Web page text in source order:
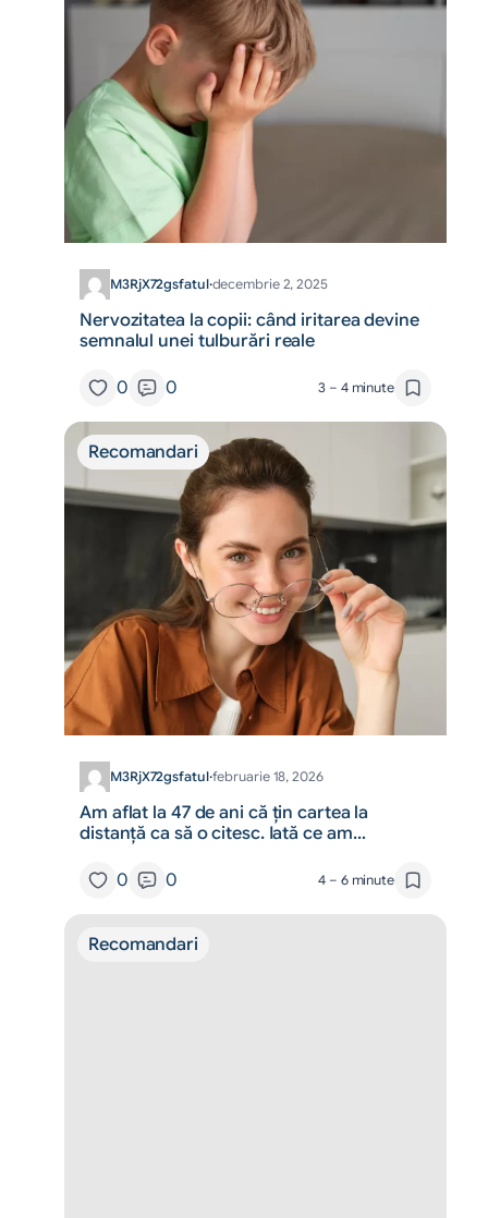
M3RjX72gsfatul·decembrie 2, 2025
Nervozitatea la copii: când iritarea devine
semnalul unei tulburări reale
0 0 3 – 4 minute
Recomandari
M3RjX72gsfatul·februarie 18, 2026
Am aflat la 47 de ani că țin cartea la
distanță ca să o citesc. Iată ce am
0
0 4 – 6 minute
Recomandari